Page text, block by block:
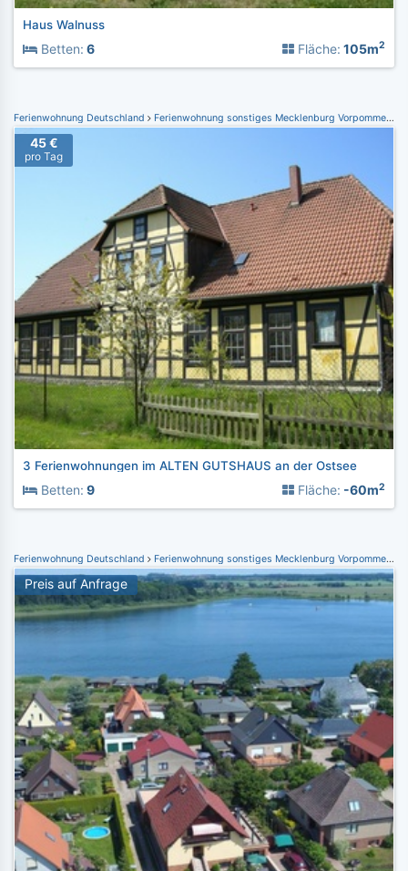
Haus Walnuss
Betten: 6 Fläche: 105m2
Ferienwohnung Deutschland Ferienwohnung sonstiges Mecklenburg Vorpommern
45 €
pro Tag
3 Ferienwohnungen im ALTEN GUTSHAUS an der Ostsee
Betten: 9 Fläche: -60m2
Ferienwohnung Deutschland Ferienwohnung sonstiges Mecklenburg Vorpommern
Preis auf Anfrage